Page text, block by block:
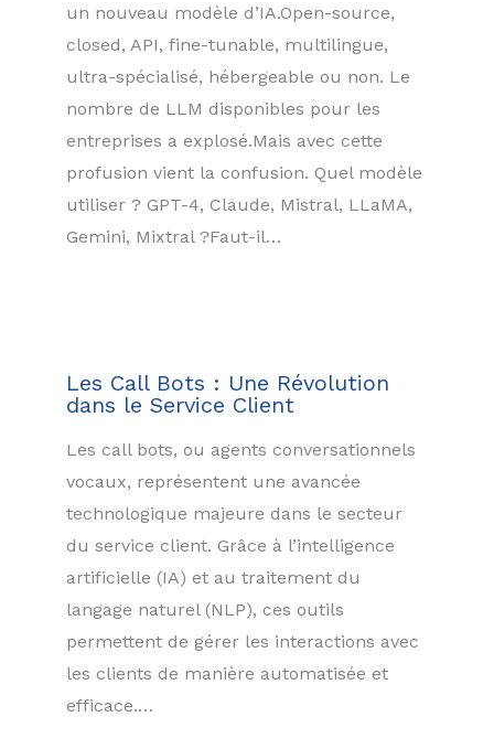
un nouveau modèle d’IA.Open-source,
closed, API, fine-tunable, multilingue,
ultra-spécialisé, hébergeable ou non. Le
nombre de LLM disponibles pour les
entreprises a explosé.Mais avec cette
profusion vient la confusion. Quel modèle
utiliser ? GPT-4, Claude, Mistral, LLaMA,
Gemini, Mixtral ?Faut-il…
Les Call Bots : Une Révolution
dans le Service Client
Les call bots, ou agents conversationnels
vocaux, représentent une avancée
technologique majeure dans le secteur
du service client. Grâce à l’intelligence
artificielle (IA) et au traitement du
langage naturel (NLP), ces outils
permettent de gérer les interactions avec
les clients de manière automatisée et
efficace.…